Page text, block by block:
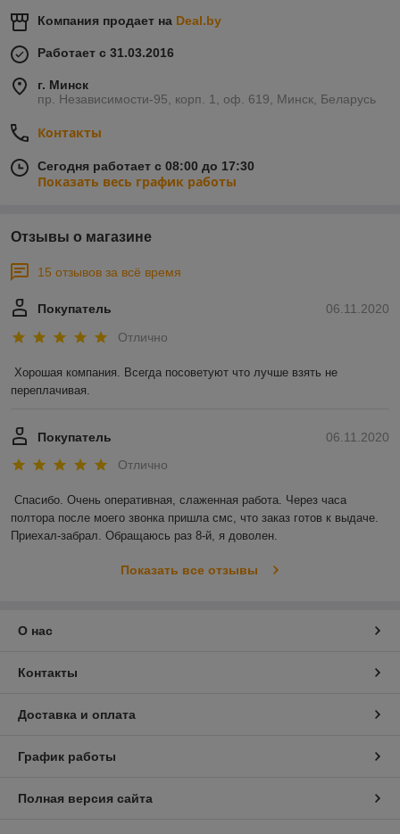
Компания продает на Deal.by
Работает с 31.03.2016
г. Минск
пр. Независимости-95, корп. 1, оф. 619, Минск, Беларусь
Контакты
Сегодня работает с 08:00 до 17:30
Показать весь график работы
Отзывы о магазине
15 отзывов за всё время
06.11.2020
Покупатель
Отлично
Хорошая компания. Всегда посоветуют что лучше взять не
переплачивая.
06.11.2020
Покупатель
Отлично
Спасибо. Очень оперативная, слаженная работа. Через часа
полтора после моего звонка пришла смс, что заказ готов к выдаче.
Приехал-забрал. Обращаюсь раз 8-й, я доволен.
Показать все отзывы
О нас
Контакты
Доставка и оплата
График работы
Полная версия сайта